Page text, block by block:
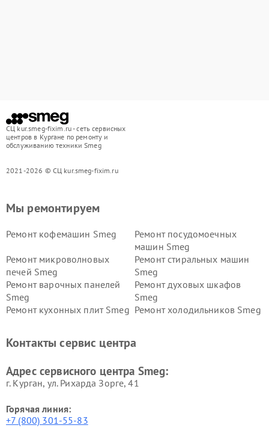
СЦ kur.smeg-fixim.ru - сеть сервисных
центров в Кургане по ремонту и
обслуживанию техники Smeg
2021-2026 © СЦ kur.smeg-fixim.ru
Мы ремонтируем
Ремонт кофемашин Smeg
Ремонт посудомоечных
машин Smeg
Ремонт микроволновых
печей Smeg
Ремонт стиральных машин
Smeg
Ремонт варочных панелей
Smeg
Ремонт духовых шкафов
Smeg
Ремонт кухонных плит Smeg Ремонт холодильников Smeg
Контакты сервис центра
Адрес сервисного центра Smeg:
г. Курган, ул. Рихарда Зорге, 41
Горячая линия:
+7 (800) 301-55-83